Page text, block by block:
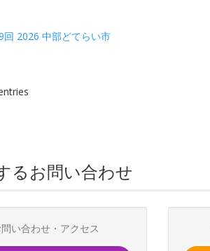
回 2026 中部どてらい市
るお問い合わせ
い合わせ・アクセス